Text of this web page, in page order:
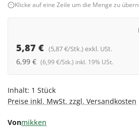
Klicke auf eine Zeile um die Menge zu
5,87 € (5,87 €/Stk.) exkl. USt.
6,99 € (6,99 €/Stk.) inkl. 19% USt.
Inhalt: 1 Stück
Preise inkl. MwSt. zzgl. Versandkosten
Vonmikken